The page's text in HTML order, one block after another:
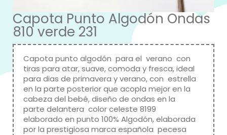
Capota Punto Algodón Ondas
810 verde 231
Capota punto algodón para el verano con
tiras para atar, suave, comoda y fresca, ideal
para dias de primavera y verano, con estrella
en la parte posterior que acopla mejor en la
cabeza del bebé, diseño de ondas en la
parte delantera color celeste 8199
elaborado en punto 100% Algodón, elaborada
por la prestigiosa marca española pecesa